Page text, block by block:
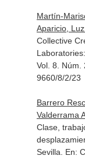
Martín-
Aparicio,
Collective
Vol. 8. Núm.
9660/8/2/23
Barrero
Valderrama
Clase,
Sevilla. En: